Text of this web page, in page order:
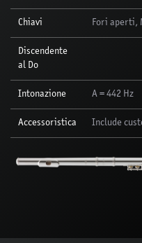
Chiavi Fori aperti,
Discendente
al Do
Intonazione A = 442 Hz
Accessoristica Include